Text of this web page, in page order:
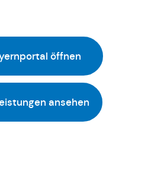
öffnen
ansehen